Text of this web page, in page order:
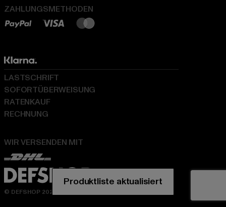
ZAHLUNGSMETHODEN
WIR VERSENDEN MIT
LASTSCHRIFT
SOFORTÜBERWEISUNG
RATENKAUF
RECHNUNG
© DEFSHOP 2026. Alle Rechte vorbehalten